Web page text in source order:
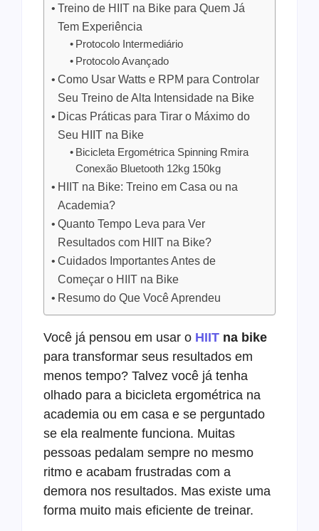
Treino de HIIT na Bike para Quem Já
Tem Experiência
Protocolo Intermediário
Protocolo Avançado
Como Usar Watts e RPM para Controlar
Seu Treino de Alta Intensidade na Bike
Dicas Práticas para Tirar o Máximo do
Seu HIIT na Bike
Bicicleta Ergométrica Spinning Rmira
Conexão Bluetooth 12kg 150kg
HIIT na Bike: Treino em Casa ou na
Academia?
Quanto Tempo Leva para Ver
Resultados com HIIT na Bike?
Cuidados Importantes Antes de
Começar o HIIT na Bike
Resumo do Que Você Aprendeu
Você já pensou em usar o HIIT na bike
para transformar seus resultados em
menos tempo? Talvez você já tenha
olhado para a bicicleta ergométrica na
academia ou em casa e se perguntado
se ela realmente funciona. Muitas
pessoas pedalam sempre no mesmo
ritmo e acabam frustradas com a
demora nos resultados. Mas existe uma
forma muito mais eficiente de treinar.